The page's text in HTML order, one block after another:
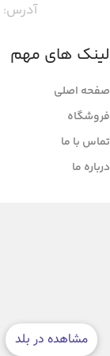
آدرس:
لینک های مهم
صفحه اصلی
فروشگاه
تماس با ما
درباره ما